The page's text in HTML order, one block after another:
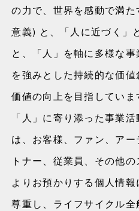
の力で、世界を感動で満
意義) と、「人に近づく」
と、「人」を軸に多様な
を強みとした持続的な価
価値の向上を目指していま
「人」に寄り添った事業
は、お客様、ファン、ア
トナー、従業員、その他
よりお預かりする個人情
尊重し、ライフサイクル